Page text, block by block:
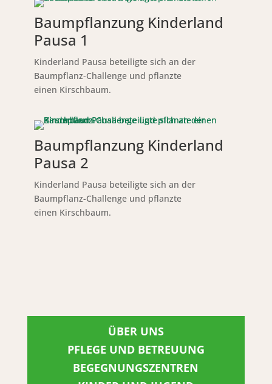
Baumpflanzung Kinderland
Pausa 1
Kinderland Pausa beteiligte sich an der
Baumpflanz-Challenge und pflanzte
einen Kirschbaum.
Baumpflanzung Kinderland
Pausa 2
Kinderland Pausa beteiligte sich an der
Baumpflanz-Challenge und pflanzte
einen Kirschbaum.
ÜBER UNS
PFLEGE UND BETREUUNG
BEGEGNUNGSZENTREN